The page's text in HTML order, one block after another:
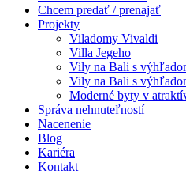
Chcem predať / prenajať
Projekty
Viladomy Vivaldi
Villa Jegeho
Vily na Bali s
Vily na Bali s
Moderné byty v
Správa nehnuteľností
Nacenenie
Blog
Kariéra
Kontakt